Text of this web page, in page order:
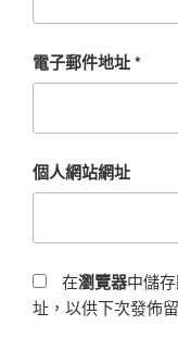
電子郵件地址*
個人網站網址
在瀏覽器中儲
址，以供下次發佈